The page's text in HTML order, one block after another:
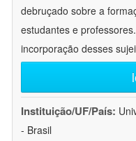
debruçado sobre a
estudantes e
incorporação desses sujei
Instituição/UF/País:
- Brasil